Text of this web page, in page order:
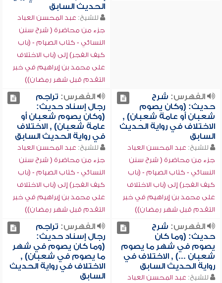
الحديث السابق
للشيخ: عبد المحسن العباد
جزء من محاضرة ( شرح سنن
النسائي - كتاب الصيام - (باب
كيف الفجر) إلى (باب الاختلاف
على محمد بن إبراهيم في خبر
التقدم قبل شهر رمضان))
الفهرس: شرح
حديث: (وكان يصوم
شعبان أو عامة شعبان) ,
الاختلاف في رواية الحديث
السابق
للشيخ: عبد المحسن العباد
جزء من محاضرة ( شرح سنن
النسائي - كتاب الصيام - (باب
كيف الفجر) إلى (باب الاختلاف
على محمد بن إبراهيم في خبر
التقدم قبل شهر رمضان))
الفهرس: تراجم
رجال إسناد حديث:
(وكان يصوم شعبان أو
عامة شعبان) , الاختلاف
في رواية الحديث السابق
للشيخ: عبد المحسن العباد
جزء من محاضرة ( شرح سنن
النسائي - كتاب الصيام - (باب
كيف الفجر) إلى (باب الاختلاف
على محمد بن إبراهيم في خبر
التقدم قبل شهر رمضان))
الفهرس: شرح
حديث: (وما كان
يصوم في شهر ما يصوم
شعبان ...) , الاختلاف في
رواية الحديث السابق
للشيخ: عبد المحسن العباد
الفهرس: تراجم
رجال إسناد حديث:
(وما كان يصوم في شهر
ما يصوم في شعبان) ,
الاختلاف في رواية الحديث
السابق